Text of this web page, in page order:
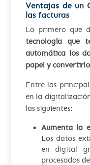
Ventajas de un
las facturas
Lo primero que
tecnología que
automática los
papel y
Entre las
en la
las siguientes:
Aumenta la
Los datos
en digital
procesados